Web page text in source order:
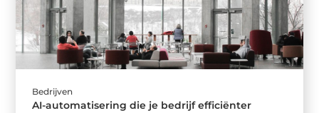
Bedrijven
AI-automatisering die je bedrijf efficiënter